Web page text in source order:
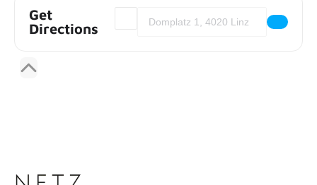
Get
Directions
Address - Denkfrühstück - Wirkung statt
Destination Address -